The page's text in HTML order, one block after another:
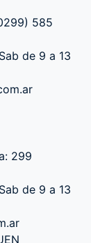
585
de 9 a 13
299
de 9 a 13